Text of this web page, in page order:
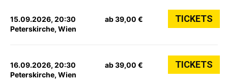
15.09.2026, 20:30
Peterskirche, Wien
ab 39,00 € TICKETS
16.09.2026, 20:30
Peterskirche, Wien
ab 39,00 € TICKETS